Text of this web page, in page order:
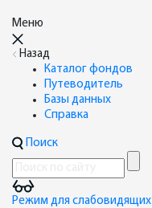
Меню
Назад
Каталог фондов
Путеводитель
Базы данных
Справка
Поиск
Режим для слабовидящих